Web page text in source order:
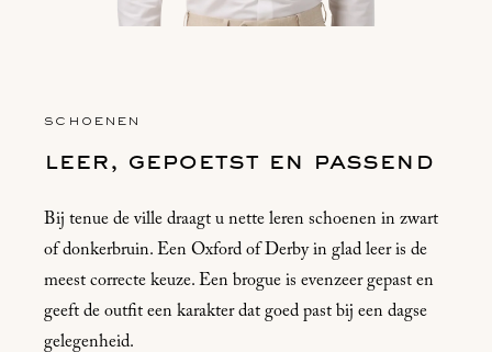
SCHOENEN
leer, gepoetst en passend
Bij tenue de ville draagt u nette leren schoenen in zwart
of donkerbruin. Een Oxford of Derby in glad leer is de
meest correcte keuze. Een brogue is evenzeer gepast en
geeft de outfit een karakter dat goed past bij een dagse
gelegenheid.